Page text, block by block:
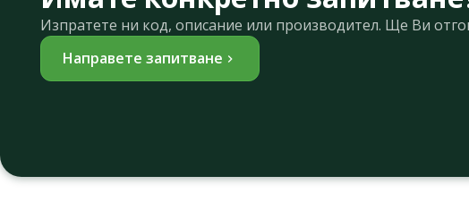
Изпратете ни код, описание или производител. Ще Ви
Направете запитване